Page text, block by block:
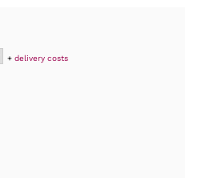
+delivery costs